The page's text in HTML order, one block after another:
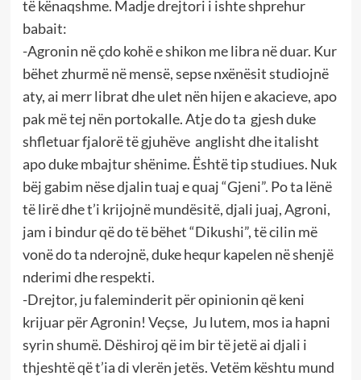
të kënaqshme. Madje drejtori i ishte shprehur
babait:
-Agronin në çdo kohë e shikon me libra në duar. Kur
bëhet zhurmë në mensë, sepse nxënësit studiojnë
aty, ai merr librat dhe ulet nën hijen e akacieve, apo
pak më tej nën portokalle. Atje do ta gjesh duke
shfletuar fjalorë të gjuhëve anglisht dhe italisht
apo duke mbajtur shënime. Është tip studiues. Nuk
bëj gabim nëse djalin tuaj e quaj “Gjeni”. Po ta lënë
të lirë dhe t’i krijojnë mundësitë, djali juaj, Agroni,
jam i bindur që do të bëhet “Dikushi”, të cilin më
vonë do ta nderojnë, duke hequr kapelen në shenjë
nderimi dhe respekti.
-Drejtor, ju faleminderit për opinionin që keni
krijuar për Agronin! Veçse, Ju lutem, mos ia hapni
syrin shumë. Dëshiroj që im bir të jetë ai djali i
thjeshtë që t’ia di vlerën jetës. Vetëm kështu mund